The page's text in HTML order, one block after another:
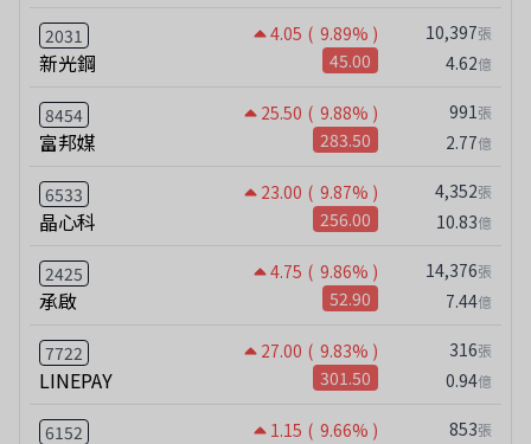
2031 4.05 ( 9.89% )
新光鋼 45.00
10,397張
4.62億
8454 25.50 ( 9.88% )
富邦媒 283.50
991張
2.77億
6533 23.00 ( 9.87% )
晶心科 256.00
4,352張
10.83億
2425 4.75 ( 9.86% )
承啟 52.90
14,376張
7.44億
7722 27.00 ( 9.83% )
LINEPAY 301.50
316張
0.94億
6152 1.15 ( 9.66% ) 853張